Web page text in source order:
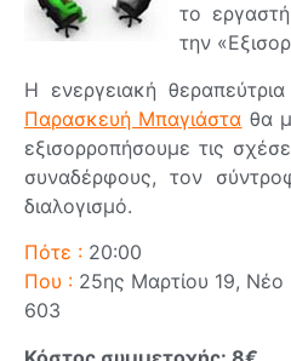
το
την
Η ενεργειακή
Παρασκευή Μπαγιάστα θα
εξισορροπήσουμε τις
συναδέρφους, τον
διαλογισμό.
Πότε : 20:00
Που : 25ης Μαρτίου 19, Νέο
603